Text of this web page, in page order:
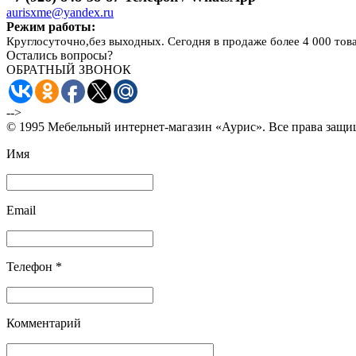
aurisxme@yandex.ru
Режим работы:
Круглосуточно,без выходных. Сегодня в продаже более 4 000
Остались вопросы?
ОБРАТНЫЙ ЗВОНОК
-->
© 1995 Мебельный интернет-магазин «Аурис». Все права
Имя
Email
Телефон *
Комментарий